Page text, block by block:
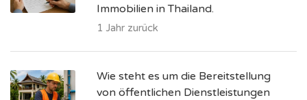
Immobilien in Thailand.
1 Jahr zurück
Wie steht es um die Bereitstellung
von öffentlichen Dienstleistungen